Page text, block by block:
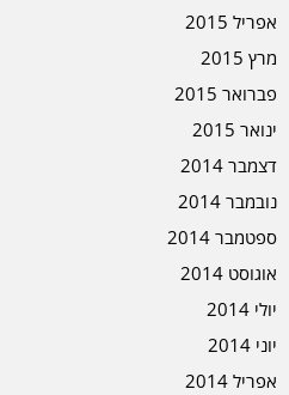
אפריל 2015
מרץ 2015
פברואר 2015
ינואר 2015
דצמבר 2014
נובמבר 2014
ספטמבר 2014
אוגוסט 2014
יולי 2014
יוני 2014
אפריל 2014